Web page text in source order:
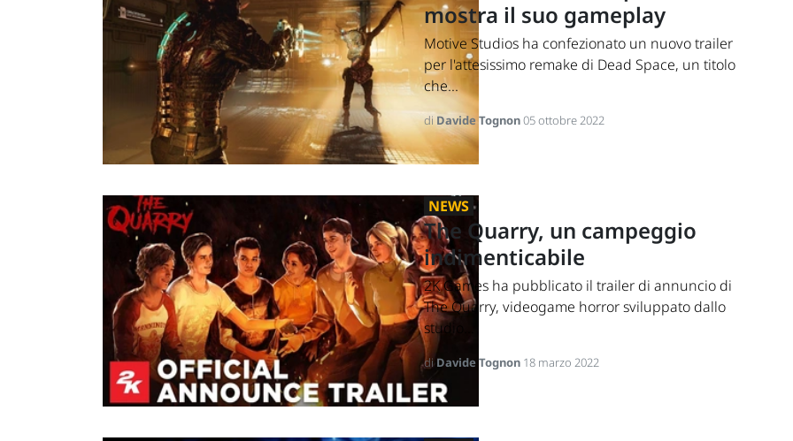
mostra il suo gameplay
Motive Studios ha confezionato un nuovo trailer
per l'attesissimo remake di Dead Space, un titolo
che...
diDavide Tognon05 ottobre 2022
NEWS
The Quarry, un campeggio
indimenticabile
2K Games ha pubblicato il trailer di annuncio di
The Quarry, videogame horror sviluppato dallo
studio...
di Davide Tognon 18 marzo 2022